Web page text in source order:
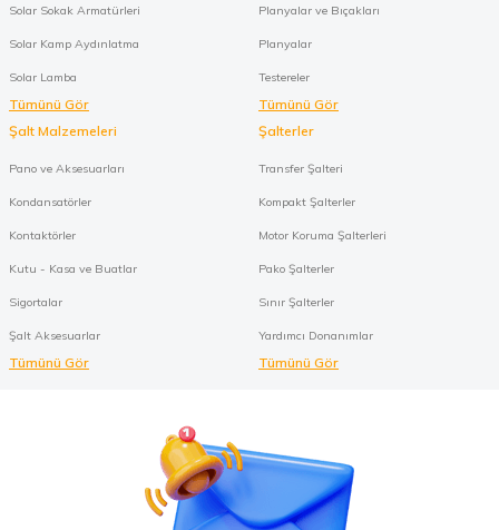
Solar Sokak Armatürleri
Solar Kamp Aydınlatma
Solar Lamba
Tümünü Gör
Planyalar ve Bıçakları
Planyalar
Testereler
Tümünü Gör
Şalt Malzemeleri
Pano ve Aksesuarları
Kondansatörler
Kontaktörler
Kutu - Kasa ve Buatlar
Sigortalar
Şalt Aksesuarlar
Tümünü Gör
Şalterler
Transfer Şalteri
Kompakt Şalterler
Motor Koruma Şalterleri
Pako Şalterler
Sınır Şalterler
Yardımcı Donanımlar
Tümünü Gör